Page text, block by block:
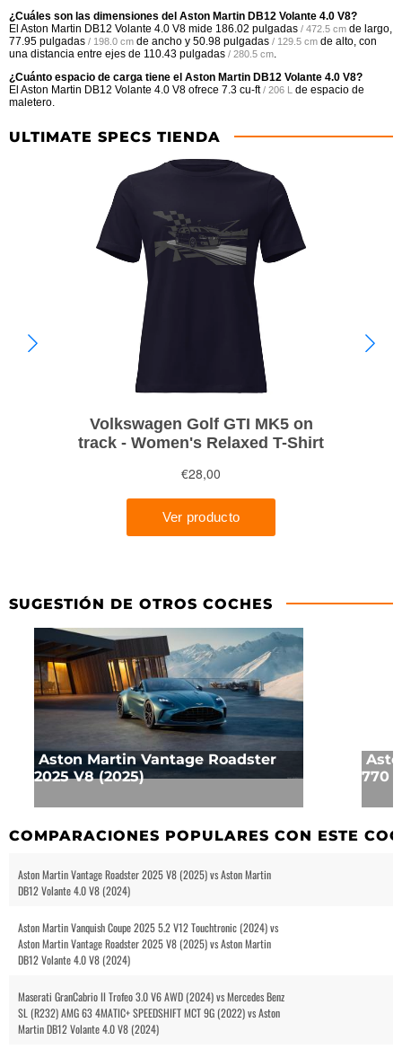
¿Cuáles son las dimensiones del Aston Martin DB12 Volante 4.0 V8?
El Aston Martin DB12 Volante 4.0 V8 mide 186.02 pulgadas / 472.5 cm de largo,
77.95 pulgadas / 198.0 cm de ancho y 50.98 pulgadas / 129.5 cm de alto, con
una distancia entre ejes de 110.43 pulgadas / 280.5 cm
¿Cuánto espacio de carga tiene el Aston Martin DB12 Volante 4.0 V8?
El Aston Martin DB12 Volante 4.0 V8 ofrece 7.3 cu-ft / 206 L de espacio de
maletero.
ULTIMATE SPECS TIENDA
SUGESTIÓN DE OTROS COCHES
Aston Martin Vantage Roadster
2025 V8 (2025)
770
COMPARACIONES POPULARES CON ESTE
Aston Martin Vantage Roadster 2025 V8 (2025) vs Aston Martin
DB12 Volante 4.0 V8 (2024)
Aston Martin Vanquish Coupe 2025 5.2 V12 Touchtronic (2024) vs
Aston Martin Vantage Roadster 2025 V8 (2025) vs Aston Martin
DB12 Volante 4.0 V8 (2024)
Maserati GranCabrio II Trofeo 3.0 V6 AWD (2024) vs Mercedes Benz
SL (R232) AMG 63 4MATIC+ SPEEDSHIFT MCT 9G (2022) vs Aston
Martin DB12 Volante 4.0 V8 (2024)